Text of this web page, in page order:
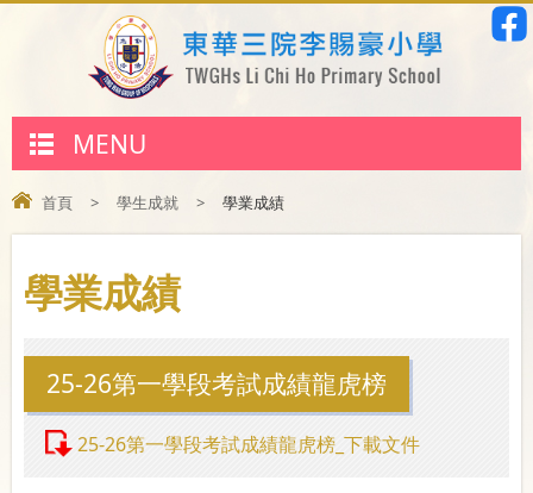
MENU
首頁 > 學生成就 > 學業成績
學業成績
25-26第一學段考試成績龍虎榜
25-26第一學段考試成績龍虎榜_下載文件